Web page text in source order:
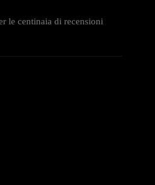
le centinaia di recensioni